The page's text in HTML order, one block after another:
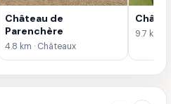
Château de
Parenchère
4.8 km · Châteaux
9.7 km ·